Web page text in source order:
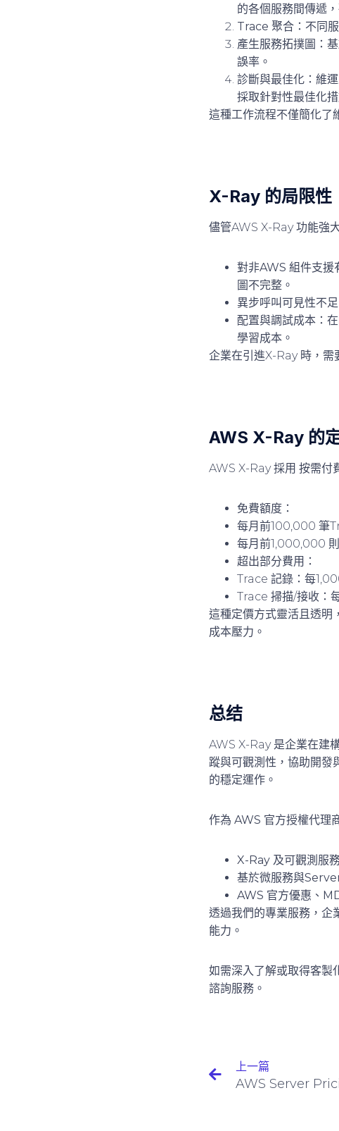
的各個服務間傳遞
Trace 聚合 ：不同
產生服務拓撲圖 ：
誤率。
診斷與最佳化 ：維
採取針對性最佳化措
這種工作流程不僅簡化了
X-Ray 的局限性
儘管AWS X-Ray 功能強
對非AWS 組件支援
圖不完整。
異步呼叫可見性不足
配置與調試成本 ：
學習成本。
企業在引進X-Ray 時，需
AWS X-Ray 的
AWS X-Ray 採用 按需付
免費額度 ：
每月前100,000 筆
每月前1,000,000
超出部分費用 ：
Trace 記錄：每
Trace 掃描/接收：
這種定價方式靈活且透明
成本壓力。
总结
AWS X-Ray 是企業在建
蹤與可觀測性，協助開發
的穩定運作。
作為 AWS 官方授權代理
X-Ray 及可觀測服
基於微服務與
AWS 官方優惠、
透過我們的專業服務，企
能力。
如需深入了解或取得客製
諮詢服務。
上一篇
AWS Server